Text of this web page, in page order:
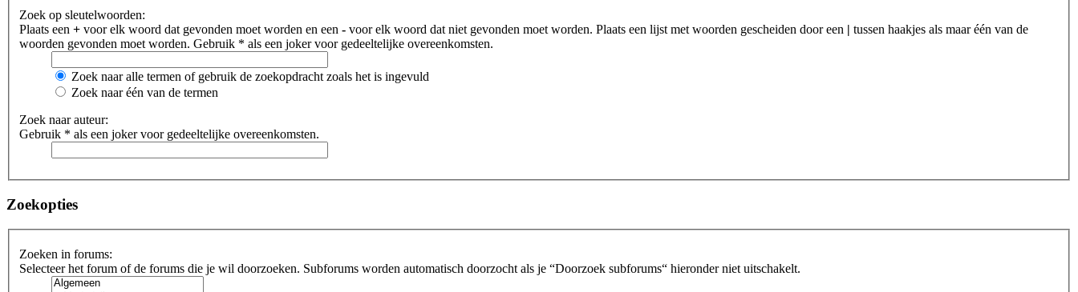
Zoek op sleutelwoorden:
Plaats een + voor elk woord dat gevonden moet worden en een - voor elk woord dat niet gevonden moet worden. Plaats een lijst met woorden gescheiden door een | tussen haakjes als maar één van de
woorden gevonden moet worden. Gebruik * als een joker voor gedeeltelijke overeenkomsten.
Zoek naar alle termen of gebruik de zoekopdracht zoals het is ingevuld
Zoek naar één van de termen
Zoek naar auteur:
Gebruik * als een joker voor gedeeltelijke overeenkomsten.
Zoekopties
Zoeken in forums:
Selecteer het forum of de forums die je wil doorzoeken. Subforums worden automatisch doorzocht als je “Doorzoek subforums“ hieronder niet uitschakelt.